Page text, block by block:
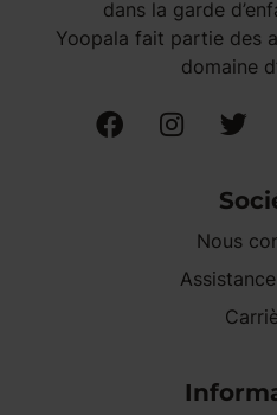
dans la garde
Yoopala fait partie des
domaine
Nous